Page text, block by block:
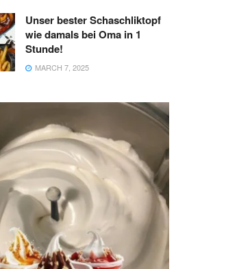
Unser bester Schaschliktopf
wie damals bei Oma in 1
Stunde!
MARCH 7, 2025